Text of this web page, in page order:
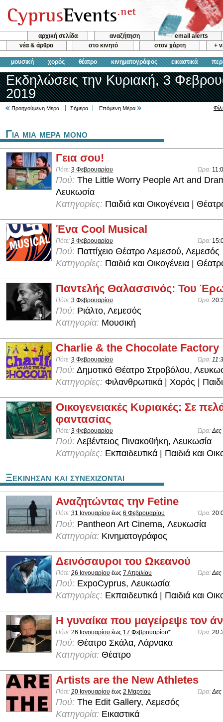
αρχική σελίδα αναζήτηση
email alerts
νέα & άρθρα
στο κινητό στον χάρτη +
μουσική χορός θέατρο κινηματογράφος εικαστικά
Εκδηλώσεις την Κυριακή, 3
2019
Προηγούμενη Μέρα Σήμερα Επόμενη Μέρα
Για μια μερα μονο
Γεια σου!
Πότε: 3 Φεβρουαρίου Ώρα:
Πού: The Little Worry People Art and
Λευκωσία
Κατηγορίες: Παιδιά και Οικογένεια |
Ένα Cool Musical
Πότε: 3 Φεβρουαρίου Ώρα:
Πού: Παττίχειο Θέατρο Λεμεσού, Λεμεσός
Κατηγορίες: Παιδιά και Οικογένεια |
Παντελής Θαλασσινός: Του
Πότε: 3 Φεβρουαρίου Ώρα:
Πού: Ριάλτο, Λεμεσός
Κατηγορία: Μουσική
Charlie & the Chocolate Factory
Πότε: 3 Φεβρουαρίου Ώρα:
Πού: Δημοτικό Θέατρο Στροβόλου,
Κατηγορίες: Φιλανθρωπικά | Χορός |
Οικογενειακές Κυριακές: Σε
φαντασίας
Πότε: 3 Φεβρουαρίου Ώρα:Δες
Πού: Λεβέντειος Πινακοθήκη, Λευκωσία
Κατηγορίες: Εκπαιδευτικά | Παιδιά και
Ξεκινησαν και συνεχιζονται
Αναζητώντας την Fetine
Πότε: 31 Ιανουαρίου έως 6 Φεβρουαρίου Ώρα:
Πού: Pantheon Art Cinema, Λευκωσία
Κατηγορία: Κινηματογράφος
Δεινόσαυροι του Ωκεανού
Πότε: 26 Ιανουαρίου έως 7 Απριλίου Ώρα: Δες
Πού: ExpoCyprus, Λευκωσία
Κατηγορίες: Εκπαιδευτικά | Παιδιά και
Η γυναίκα που μαγείρεψε τον
Πότε: 26 Ιανουαρίου έως 17 Φεβρουαρίου* Ώρα:
Πού: Θέατρο Σκάλα, Λάρνακα
Κατηγορία: Θέατρο
Artists are the New Athletes
Πότε: 20 Ιανουαρίου έως 2 Μαρτίου Ώρα: Δες
Πού: The Edit Gallery, Λεμεσός
Κατηγορία: Εικαστικά